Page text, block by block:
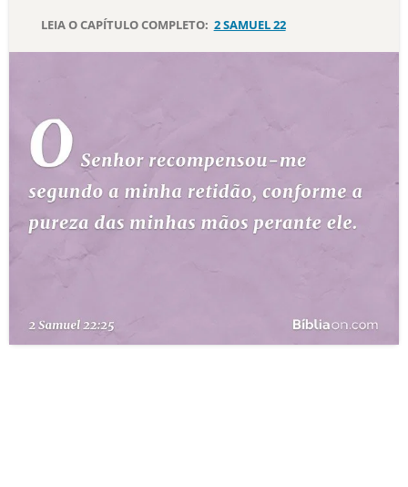
DEVOCIONAL DIÁRIO
ESTUDOS BÍBLICOS
ESBOÇOS DE PREGAÇÃO
PERGUNTE À BÍBLIA
QUEM SOMOS
LEIA O CAPÍTULO COMPLETO: 2 SAMUEL 22